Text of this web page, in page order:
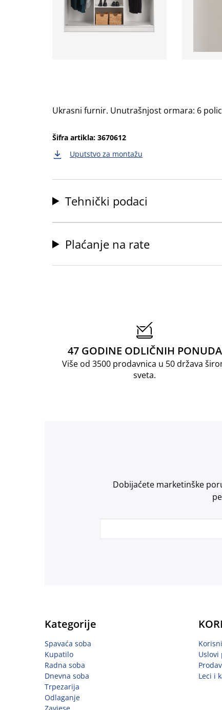
Ukrasni furnir. Unutrašnjost ormara: 6
Šifra artikla: 3670612
Uputstvo za montažu
Tehnički podaci
Plaćanje na rate
47 GODINE ODLIČNIH PONUDA
Više od 3500 prodavnica u 50 država
sveta.
Dobijaćete marketinške
Kategorije
Spavaća soba
Kupatilo
Radna soba
Dnevna soba
Trpezarija
Odlaganje
Leci i